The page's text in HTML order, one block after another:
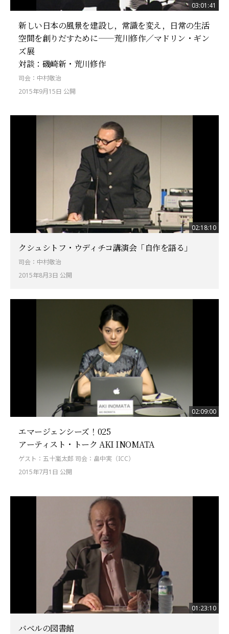
03:01:41
新しい日本の風景を建設し，常識を変え，日常の生活
空間を創りだすために——荒川修作／マドリン・ギン
ズ展
対談：磯崎新・荒川修作
司会：中村敬治
2015年9月15日 公開
02:18:10
クシュシトフ・ウディチコ講演会「自作を語る」
司会：中村敬治
2015年8月3日 公開
02:09:00
エマージェンシーズ！025
アーティスト・トーク AKI INOMATA
ゲスト：五十嵐太郎 司会：畠中実（ICC）
2015年7月1日 公開
01:23:10
バベルの図書館